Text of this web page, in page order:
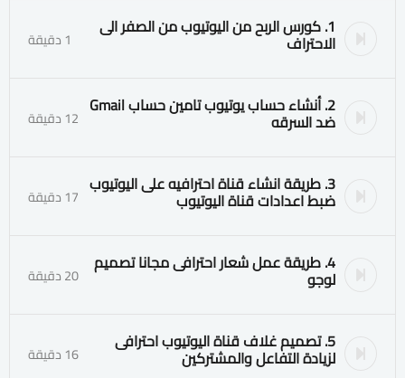
1. كورس الربح من اليوتيوب من الصفر الى
الاحتراف 1 دقيقة
2. أنشاء حساب يوتيوب تامين حساب Gmail
ضد السرقه 12 دقيقة
3. طريقة انشاء قناة احترافيه على اليوتيوب
ضبط اعدادات قناة اليوتيوب 17 دقيقة
4. طريقة عمل شعار احترافى مجانا تصميم
لوجو 20 دقيقة
5. تصميم غلاف قناة اليوتيوب احترافى
لزيادة التفاعل والمشتركين 16 دقيقة